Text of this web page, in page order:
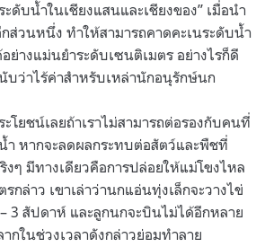
ดับน้ำในเชียงแสนและเชียงของ” เมื่อนำ
ส่วนหนึ่ง ทำให้สามารถคาดคะเนระดับน้ำ
ย่างแม่นยำระดับเซนติเมตร อย่างไรก็ดี
บว่าไร้ค่าสำหรับเหล่านักอนุรักษ์นก
โยชน์เลยถ้าเราไม่สามารถต่อรองกับคนที่
ำ หากจะลดผลกระทบต่อสัตว์และพืชที่
งๆ มีทางเดียวคือการปล่อยให้แม่โขงไหล
รกล่าว เขาเล่าว่านกแอ่นทุ่งเล็กจะวางไข่
3 สัปดาห์ และลูกนกจะบินไม่ได้อีกหลาย
ในช่วงเวลาดังกล่าวย่อมทำลาย